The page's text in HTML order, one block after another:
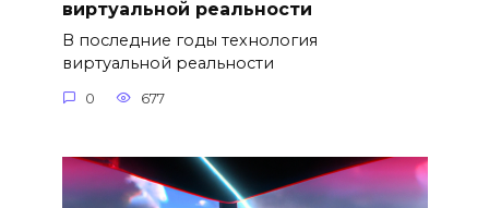
виртуальной реальности
В последние годы технология
виртуальной реальности
0 677